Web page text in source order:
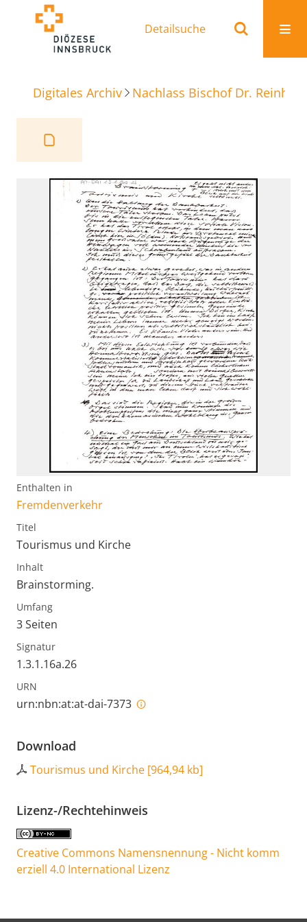
Detailsuche
Digitales Archiv Nachlass Bischof Dr.
Enthalten in
Fremdenverkehr
Titel
Tourismus und Kirche
Inhalt
Brainstorming.
Umfang
3 Seiten
Signatur
1.3.1.16a.26
URN
urn:nbn:at:at-dai-7373
Download
Tourismus und Kirche [964,94 kb]
Lizenz-/Rechtehinweis
Creative Commons Namensnennung - Nicht komm
erziell 4.0 International Lizenz